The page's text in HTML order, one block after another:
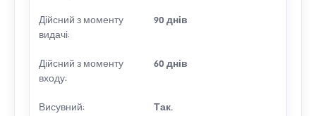
Дійсний з моменту
видачі:
90 днів
Дійсний з моменту
входу:
60 днів
Висувний: Так.